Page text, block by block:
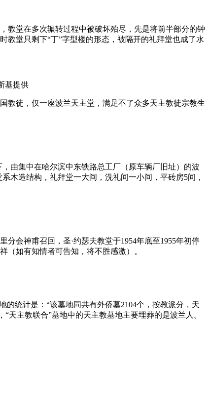
教堂在多次辗转过程中被破坏殆尽，先是将前半部分的钟
教堂只剩下“丁”字型楼的形态，被隔开的礼拜堂也成了水
基提供
教徒，仅一座波兰天主堂，满足不了众多天主教徒宗教生
由集中在哈尔滨中东铁路总工厂（原车辆厂旧址）的波
木造结构，礼拜堂一大间，洗礼间一小间，平砖房5间，
会神甫召回，圣·约瑟夫教堂于1954年底至1955年初停
（如有知情者可告知，将不胜感激）。
的统计是：“该墓地同共有外侨墓2104个，按教派分，天
天主教联合”墓地中的天主教墓地主要埋葬的是波兰人。